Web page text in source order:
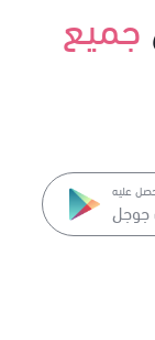
جميع
عليه
جوجل